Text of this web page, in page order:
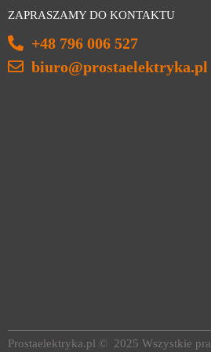
ZAPRASZAMY DO KONTAKTU
+48 796 006 527
biuro@prostaelektryka.pl
Prostaelektryka.pl © 2025 Wszystkie